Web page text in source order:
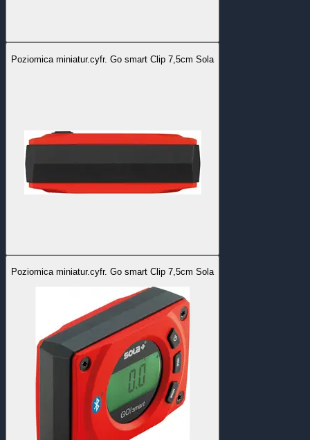
Poziomica miniatur.cyfr. Go smart Clip 7,5cm Sola
Poziomica miniatur.cyfr. Go smart Clip 7,5cm Sola